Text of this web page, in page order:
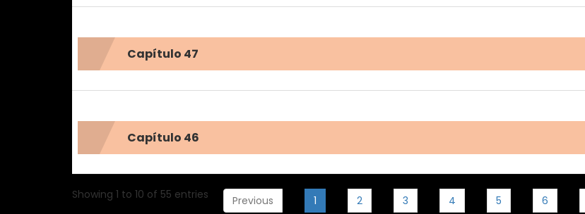
Capítulo 47
Capítulo 46
Showing 1 to 10 of 55 entries Previous 1 2 3 4 5 6